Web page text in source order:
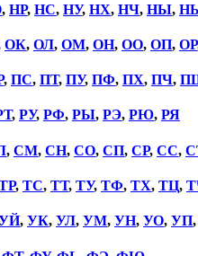
, НР, НС, НУ, НХ, НЧ, НЫ, НЬ
ОК, ОЛ, ОМ, ОН, ОО, ОП, ОР
, ПС, ПТ, ПУ, ПФ, ПХ, ПЧ,
, РУ, РФ, РЫ, РЭ, РЮ, РЯ
, СМ, СН, СО, СП, СР, СС,
, ТС, ТТ, ТУ, ТФ, ТХ, ТЦ,
, УК, УЛ, УМ, УН, УО, УП,